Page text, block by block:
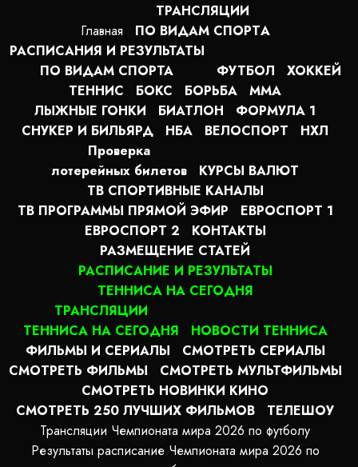
Главная
ТРАНСЛЯЦИИ
ПО ВИДАМ СПОРТA
РАСПИСАНИЯ И РЕЗУЛЬТАТЫ
ПО ВИДАМ СПОРТА
ФУТБОЛ
ХОККЕЙ
ТЕННИС
БОКС БОРЬБА
MMA
ЛЫЖНЫЕ ГОНКИ
БИАТЛОН
ФОРМУЛА 1
СНУКЕР И БИЛЬЯРД
НБА ВЕЛОСПОРТ
НХЛ
Проверка
лотерейных билетов
КУРСЫ ВАЛЮТ
ТВ СПОРТИВНЫЕ КАНАЛЫ
ТВ ПРОГРАММЫ ПРЯМОЙ ЭФИР
ЕВРОСПОРТ 1
ЕВРОСПОРТ 2
КОНТАКТЫ
РАЗМЕЩЕНИЕ СТАТЕЙ
РАСПИСАНИЕ И РЕЗУЛЬТАТЫ
ТЕННИСА НА СЕГОДНЯ
ТРАНСЛЯЦИИ
ТЕННИСА НА СЕГОДНЯ
НОВОСТИ ТЕННИСА
ФИЛЬМЫ И СЕРИАЛЫ
СМОТРЕТЬ СЕРИАЛЫ
СМОТРЕТЬ ФИЛЬМЫ
СМОТРЕТЬ МУЛЬТФИЛЬМЫ
СМОТРЕТЬ НОВИНКИ КИНО
СМОТРЕТЬ 250 ЛУЧШИХ ФИЛЬМОВ
ТЕЛЕШОУ
Трансляции Чемпионата мира 2026 по футболу
Результаты расписание Чемпионата мира 2026 по